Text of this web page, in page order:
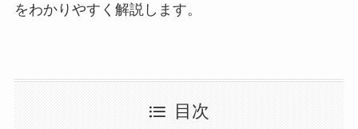
をわかりやすく解説します。
目次